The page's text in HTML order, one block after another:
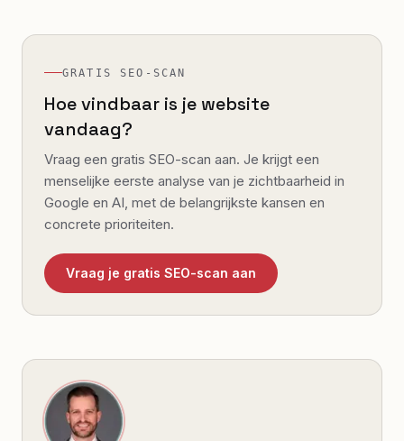
GRATIS SEO-SCAN
Hoe vindbaar is je website
vandaag?
Vraag een gratis SEO-scan aan. Je krijgt een
menselijke eerste analyse van je zichtbaarheid in
Google en AI, met de belangrijkste kansen en
concrete prioriteiten.
Vraag je gratis SEO-scan aan